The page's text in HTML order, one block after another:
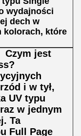
wydajności
dech w
kolorach, które
i w tył,
UV typu
w jednym
Ta
Full Page